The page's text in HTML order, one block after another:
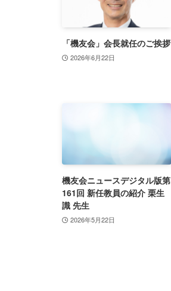
「機友会」会長就任のご挨拶
2026年6月22日
機友会ニュースデジタル版第
161回 新任教員の紹介 栗生
識 先生
2026年5月22日